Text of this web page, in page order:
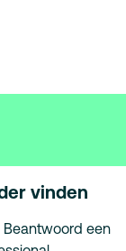
vinden
Beantwoord een